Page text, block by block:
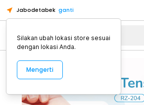
Jabodetabek ganti
Alat Kopi
Silakan ubah lokasi store sesuai
dengan lokasi Anda.
Mengerti